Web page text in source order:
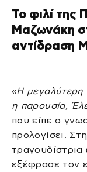
Το φιλί της
Μαζωνάκη
αντίδραση
«Η μεγαλύτερη
η παρουσία,
που είπε ο
προλογίσει.
εξέφρασε τον